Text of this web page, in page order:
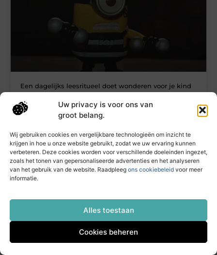
Uw privacy is voor ons van
groot belang.
Wij gebruiken cookies en vergelijkbare technologieën om inzicht te
krijgen in hoe u onze website gebruikt, zodat we uw ervaring kunnen
verbeteren. Deze cookies worden voor verschillende doeleinden ingezet,
zoals het tonen van gepersonaliseerde advertenties en het analyseren
van het gebruik van de website. Raadpleeg ons cookiebeleid voor meer
informatie.
Alles toestaan
Cookies beheren
Een dagelijks leesritueel doet wonderen voor je kind
Een leesritueel is een van de eenvoudigste en tegelijk meest
waardevolle gewoontes die je als ouder kunt opbouwen.
ELECTRONICA EN COMPUTERS